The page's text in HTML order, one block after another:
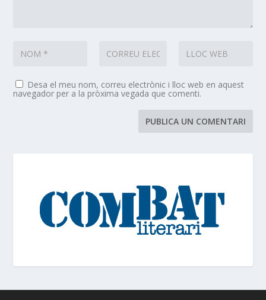
Desa el meu nom, correu electrònic i lloc web en aquest
navegador per a la pròxima vegada que comenti.